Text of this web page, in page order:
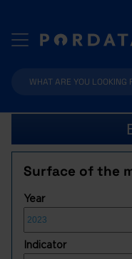
Surface of the
Year
Indicator